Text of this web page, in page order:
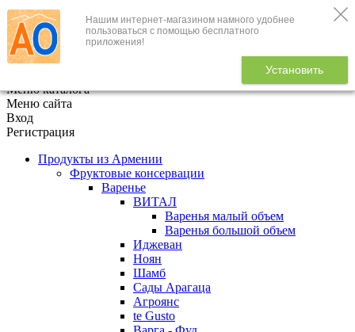
Нашим интернет-магазином намного удобнее
пользоваться с помощью бесплатного
приложения!
Установить
+7 (495) 646-888-1
В корзине
Меню каталога
Меню сайта
Вход
Регистрация
Продукты из Армении
Фруктовые консервации
Варенье
ВИТАЛ
Варенья малый объем
Варенья большой объем
Иджеван
Ноян
Шамб
Сады Арагаца
Агроянс
te Gusto